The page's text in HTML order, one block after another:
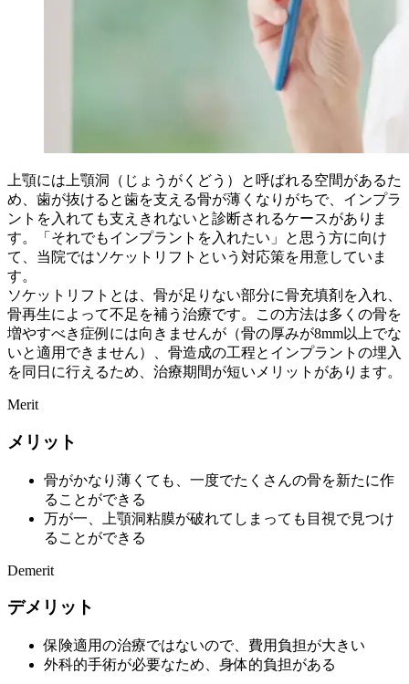
上顎には上顎洞（じょうがくどう）と呼ばれる空間があるた
め、歯が抜けると歯を支える骨が薄くなりがちで、インプラ
ントを入れても支えきれないと診断されるケースがありま
す。「それでもインプラントを入れたい」と思う方に向け
て、当院ではソケットリフトという対応策を用意していま
す。
ソケットリフトとは、骨が足りない部分に骨充填剤を入れ、
骨再生によって不足を補う治療です。この方法は多くの骨を
増やすべき症例には向きませんが（骨の厚みが8mm以上でな
いと適用できません）、骨造成の工程とインプラントの埋入
を同日に行えるため、治療期間が短いメリットがあります。
Merit
メリット
骨がかなり薄くても、一度でたくさんの骨を新たに作
ることができる
万が一、上顎洞粘膜が破れてしまっても目視で見つけ
ることができる
Demerit
デメリット
保険適用の治療ではないので、費用負担が大きい
外科的手術が必要なため、身体的負担がある